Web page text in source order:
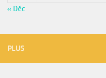
« Déc
PLUS